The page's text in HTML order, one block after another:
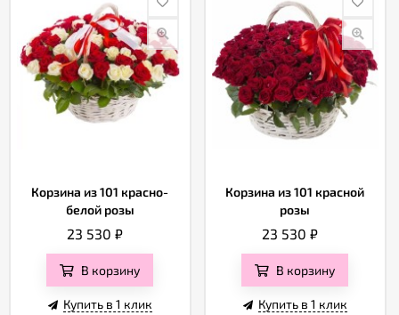
Корзина из 101 красно-
белой розы
23 530 ₽
В корзину
Купить в 1 клик
Корзина из 101 красной
розы
23 530 ₽
В корзину
Купить в 1 клик